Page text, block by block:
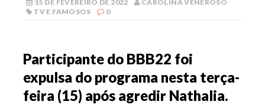
15 DE FEVEREIRO DE 2022
CAROLINA VENEROSO
TV E FAMOSOS
0
Participante do BBB22 foi
expulsa do programa nesta terça-
feira (15) após agredir Nathalia.